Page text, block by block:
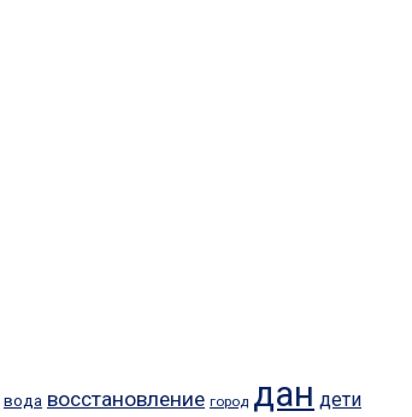
вода восстановление город дан дети